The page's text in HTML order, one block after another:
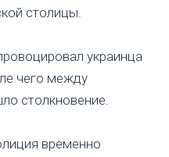
столицы.
украинца
чего между
столкновение.
временно